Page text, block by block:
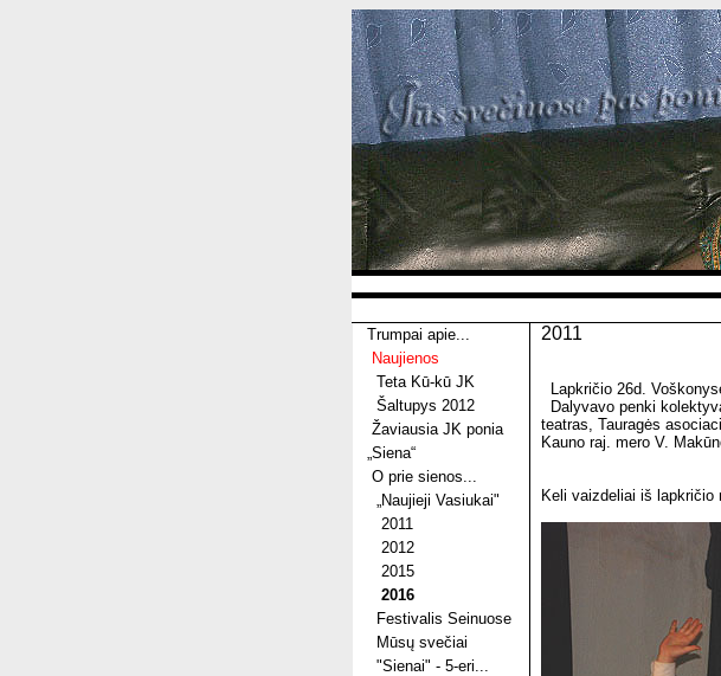
Trumpai apie...
Naujienos
Teta Kū-kū JK
Šaltupys 2012
Žaviausia JK ponia
„Siena“
O prie sienos...
„Naujieji Vasiukai"
2011
2012
2015
2016
Festivalis Seinuose
Mūsų svečiai
"Sienai" - 5-eri...
2011
Lapkričio 26d.
Dalyvavo penki
teatras, Tauragės
Kauno raj. mero V.
Keli vaizdeliai iš lapkričio